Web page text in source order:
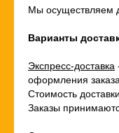
Мы осуществляем
Варианты
Экспресс-доставка
оформления
Стоимость
Заказы